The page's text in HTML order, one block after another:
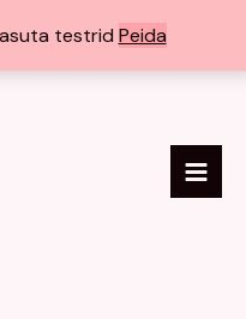
testrid Peida